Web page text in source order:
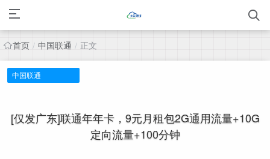
首页 / 中国联通 / 正文
中国联通
[仅发广东]联通年年卡，9元月租包2G通用流量+10G
定向流量+100分钟